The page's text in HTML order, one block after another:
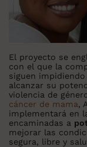
El proyecto se
con el que la
siguen
alcanzar su
violencia de
cáncer de mama,
implementará en
encaminadas a
mejorar las
segura, libre y